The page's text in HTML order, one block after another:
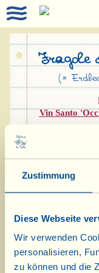
Zustimmung
Diese Webseite
Wir verwenden
personalisieren,
zu können und die
Fragole
(=
Vin Santo
Zutaten für 4